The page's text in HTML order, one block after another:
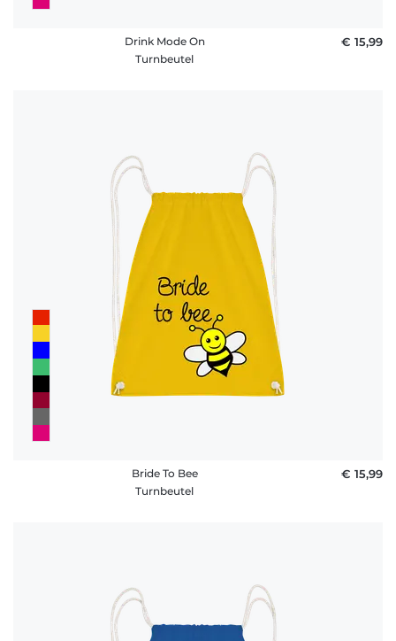
Drink Mode On
Turnbeutel
€ 15,99
Bride To Bee
Turnbeutel
€ 15,99